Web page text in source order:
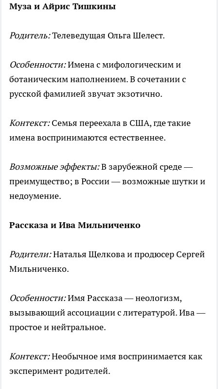
Муза и Айрис Тишкины
Родитель:Телеведущая Ольга Шелест.
Особенности:Имена с мифологическим и
ботаническим наполнением. В сочетании с
русской фамилией звучат экзотично.
Контекст:Семья переехала в США, где такие
имена воспринимаются естественнее.
Возможные эффекты:В зарубежной среде —
преимущество; в России — возможные шутки и
недоумение.
Рассказа и Ива Мильниченко
Родители:Наталья Щелкова и продюсер Сергей
Мильниченко.
Особенности:Имя Рассказа — неологизм,
вызывающий ассоциации с литературой. Ива —
простое и нейтральное.
Контекст:Необычное имя воспринимается как
эксперимент родителей.